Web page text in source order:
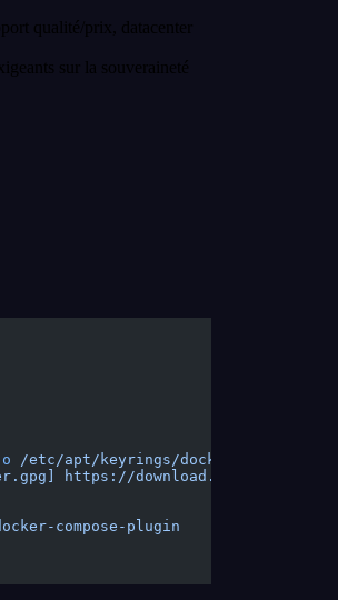
qualité/prix, datacenter
sur la souveraineté
/etc/apt/keyrings/docker.gpg
https://download.docker.com/
compose-plugin